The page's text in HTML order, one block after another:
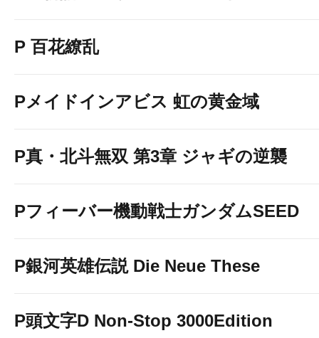
P 百花繚乱
Pメイドインアビス 虹の黄金域
P真・北斗無双 第3章 ジャギの逆襲
Pフィーバー機動戦士ガンダムSEED
P銀河英雄伝説 Die Neue These
P頭文字D Non-Stop 3000Edition